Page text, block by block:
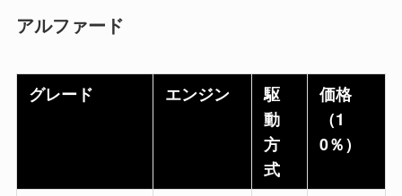
アルファード
グレード エンジン
駆
動
方
式
価格
（1
0％）